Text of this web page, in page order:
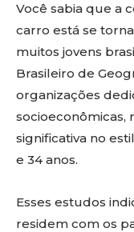
Você sabia que a
carro está se
muitos jovens
Brasileiro de
organizações
socioeconômicas,
significativa no
e 34 anos.
Esses estudos
residem com os